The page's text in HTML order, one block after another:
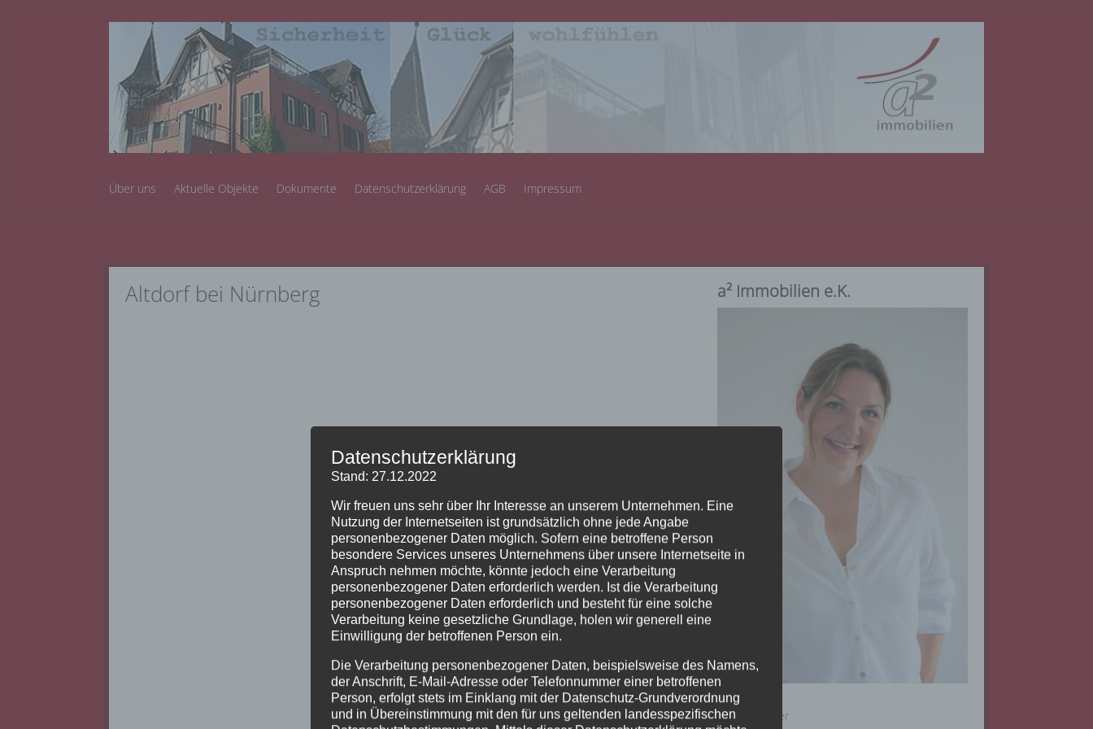
Über uns Aktuelle Objekte Dokumente Datenschutzerklärung AGB Impressum
Altdorf bei Nürnberg a² Immobilien e.K.
Cathrin Müller
Datenschutzerklärung
Stand: 27.12.2022
Wir freuen uns sehr über Ihr Interesse an unserem Unternehmen. Eine
Nutzung der Internetseiten ist grundsätzlich ohne jede Angabe
personenbezogener Daten möglich. Sofern eine betroffene Person
besondere Services unseres Unternehmens über unsere Internetseite in
Anspruch nehmen möchte, könnte jedoch eine Verarbeitung
personenbezogener Daten erforderlich werden. Ist die Verarbeitung
personenbezogener Daten erforderlich und besteht für eine solche
Verarbeitung keine gesetzliche Grundlage, holen wir generell eine
Einwilligung der betroffenen Person ein.
Die Verarbeitung personenbezogener Daten, beispielsweise des Namens,
der Anschrift, E-Mail-Adresse oder Telefonnummer einer betroffenen
Person, erfolgt stets im Einklang mit der Datenschutz-Grundverordnung
und in Übereinstimmung mit den für uns geltenden landesspezifischen